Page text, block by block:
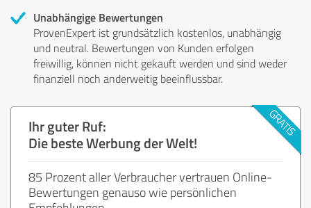
Unabhängige Bewertungen
ProvenExpert ist grundsätzlich kostenlos, unabhängig
und neutral. Bewertungen von Kunden erfolgen
freiwillig, können nicht gekauft werden und sind weder
finanziell noch anderweitig beeinflussbar.
Ihr guter Ruf:
Die beste Werbung der Welt!
85 Prozent aller Verbraucher vertrauen Online-
Bewertungen genauso wie persönlichen